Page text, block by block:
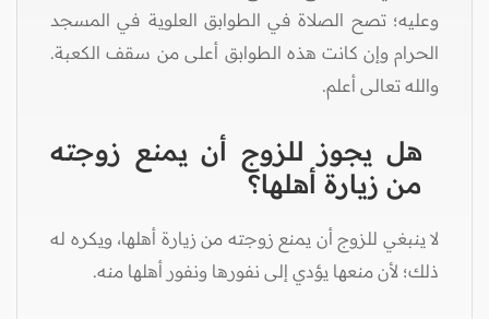
وعليه؛ تصح الصلاة في الطوابق العلوية في المسجد
الحرام وإن كانت هذه الطوابق أعلى من سقف الكعبة.
والله تعالى أعلم.
هل يجوز للزوج أن يمنع زوجته
من زيارة أهلها؟
لا ينبغي للزوج أن يمنع زوجته من زيارة أهلها، ويكره له
ذلك؛ لأن منعها يؤدي إلى نفورها ونفور أهلها منه.